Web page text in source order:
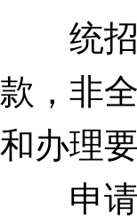
统招
款，非
和办理
申请